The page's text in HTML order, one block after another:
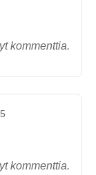
kommenttia.
kommenttia.